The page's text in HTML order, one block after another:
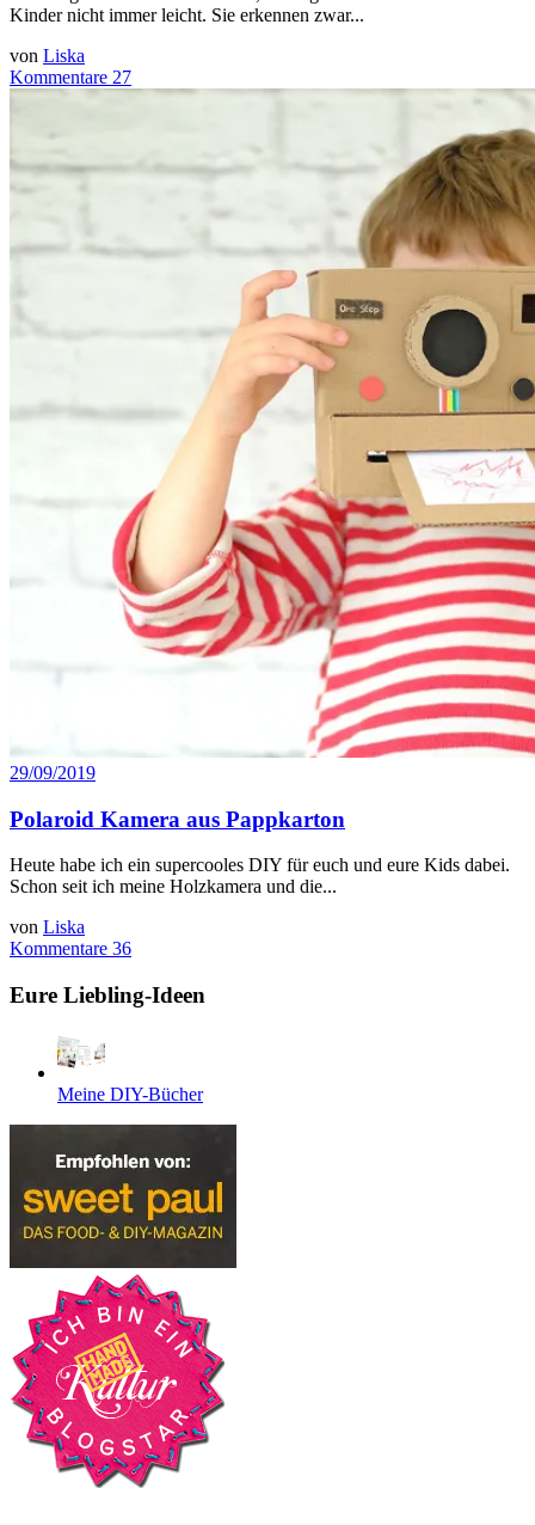
Kinder nicht immer leicht. Sie erkennen zwar...
von Liska
Kommentare 27
29/09/2019
Polaroid Kamera aus Pappkarton
Heute habe ich ein supercooles DIY für euch und eure Kids dabei.
Schon seit ich meine Holzkamera und die...
von Liska
Kommentare 36
Eure Liebling-Ideen
Meine DIY-Bücher